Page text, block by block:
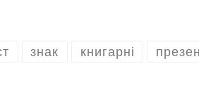
знак книгарні